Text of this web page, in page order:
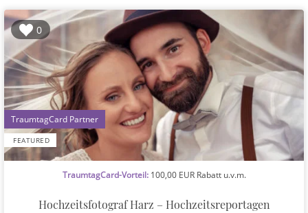
0
FEATURED
1
TraumtagCard-Vorteil:100,00 EUR Rabatt u.v.m.
Hochzeitsfotograf Harz – Hochzeitsreportagen